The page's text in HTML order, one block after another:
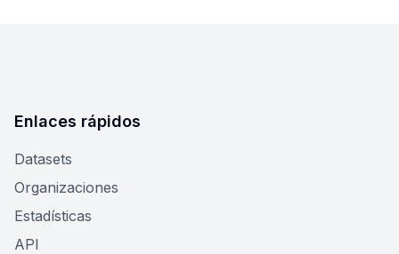
Enlaces rápidos
Datasets
Organizaciones
Estadísticas
API